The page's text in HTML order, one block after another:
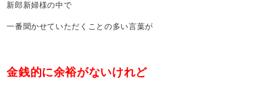
新郎新婦様の中で
一番聞かせていただくことの多い言葉が
金銭的に余裕がないけれど